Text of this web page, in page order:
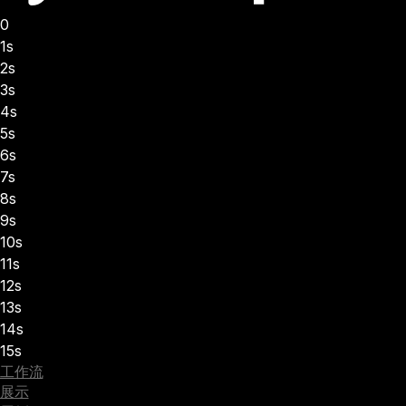
0
1s
2s
3s
4s
5s
6s
7s
8s
9s
10s
11s
12s
13s
14s
15s
工作流
展示